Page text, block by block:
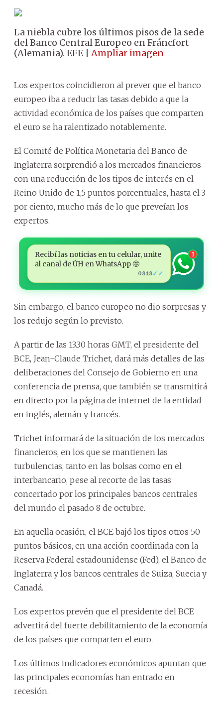
La niebla cubre los últimos pisos de la sede
del Banco Central Europeo en Fráncfort
(Alemania). EFE |Ampliar imagen
Los expertos coincidieron al prever que el banco
europeo iba a reducir las tasas debido a que la
actividad económica de los países que comparten
el euro se ha ralentizado notablemente.
El Comité de Política Monetaria del Banco de
Inglaterra sorprendió a los mercados financieros
con una reducción de los tipos de interés en el
Reino Unido de 1,5 puntos porcentuales, hasta el 3
por ciento, mucho más de lo que preveían los
expertos.
Recibí las noticias en tu celular, unite
al canal de ÚH en WhatsApp 🤩
08:18✓✓
1
Sin embargo, el banco europeo no dio sorpresas y
los redujo según lo previsto.
A partir de las 13.30 horas GMT, el presidente del
BCE, Jean-Claude Trichet, dará más detalles de las
deliberaciones del Consejo de Gobierno en una
conferencia de prensa, que también se transmitirá
en directo por la página de internet de la entidad
en inglés, alemán y francés.
Trichet informará de la situación de los mercados
financieros, en los que se mantienen las
turbulencias, tanto en las bolsas como en el
interbancario, pese al recorte de las tasas
concertado por los principales bancos centrales
del mundo el pasado 8 de octubre.
En aquella ocasión, el BCE bajó los tipos otros 50
puntos básicos, en una acción coordinada con la
Reserva Federal estadounidense (Fed), el Banco de
Inglaterra y los bancos centrales de Suiza, Suecia y
Canadá.
Los expertos prevén que el presidente del BCE
advertirá del fuerte debilitamiento de la economía
de los países que comparten el euro.
Los últimos indicadores económicos apuntan que
las principales economías han entrado en
recesión.